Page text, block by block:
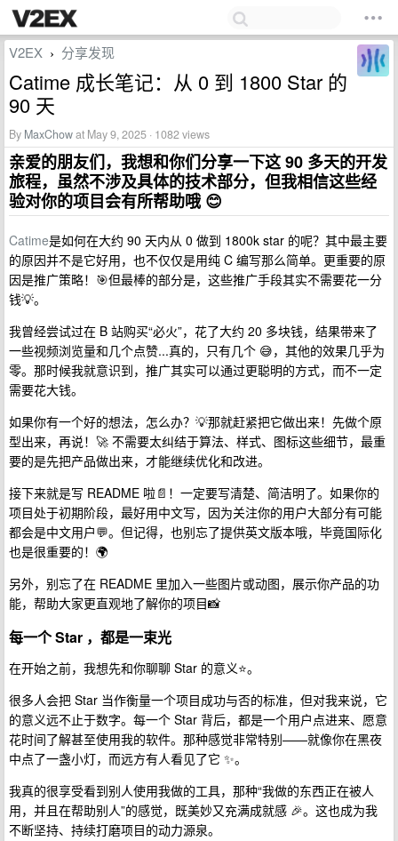
V2EX › 分享发现
Catime 成长笔记：从 0 到 1800 Star 的
90 天
By MaxChowat May 9, 2025 · 1082 views
亲爱的朋友们，我想和你们分享一下这 90 多天的开发
旅程，虽然不涉及具体的技术部分，但我相信这些经
验对你的项目会有所帮助哦 😊
Catime是如何在大约 90 天内从 0 做到 1800k star 的呢？其中最主要
的原因并不是它好用，也不仅仅是用纯 C 编写那么简单。更重要的原
因是推广策略！🎯但最棒的部分是，这些推广手段其实不需要花一分
钱💡。
我曾经尝试过在 B 站购买“必火”，花了大约 20 多块钱，结果带来了
一些视频浏览量和几个点赞...真的，只有几个 😅，其他的效果几乎为
零。那时候我就意识到，推广其实可以通过更聪明的方式，而不一定
需要花大钱。
如果你有一个好的想法，怎么办？💡那就赶紧把它做出来！先做个原
型出来，再说！🚀 不需要太纠结于算法、样式、图标这些细节，最重
要的是先把产品做出来，才能继续优化和改进。
接下来就是写 README 啦📄！一定要写清楚、简洁明了。如果你的
项目处于初期阶段，最好用中文写，因为关注你的用户大部分有可能
都会是中文用户💬。但记得，也别忘了提供英文版本哦，毕竟国际化
也是很重要的！🌍
另外，别忘了在 README 里加入一些图片或动图，展示你产品的功
能，帮助大家更直观地了解你的项目📸
每一个 Star ，都是一束光
在开始之前，我想先和你聊聊 Star 的意义⭐️。
很多人会把 Star 当作衡量一个项目成功与否的标准，但对我来说，它
的意义远不止于数字。每一个 Star 背后，都是一个用户点进来、愿意
花时间了解甚至使用我的软件。那种感觉非常特别——就像你在黑夜
中点了一盏小灯，而远方有人看见了它 ✨。
我真的很享受看到别人使用我做的工具，那种“我做的东西正在被人
用，并且在帮助别人”的感觉，既美妙又充满成就感 🎉。这也成为我
不断坚持、持续打磨项目的动力源泉。